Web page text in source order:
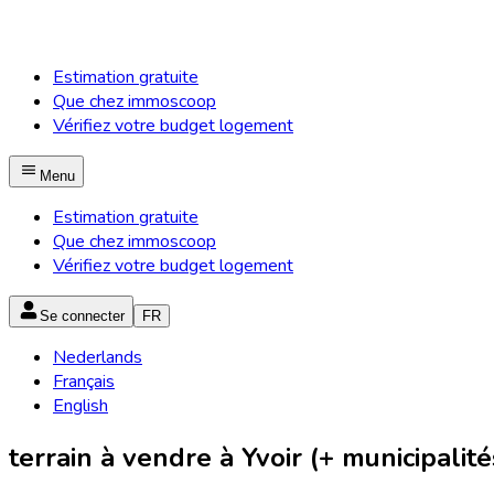
Estimation gratuite
Que chez immoscoop
Vérifiez votre budget logement
Menu
Estimation gratuite
Que chez immoscoop
Vérifiez votre budget logement
Se connecter FR
Nederlands
Français
English
terrain à vendre à Yvoir (+